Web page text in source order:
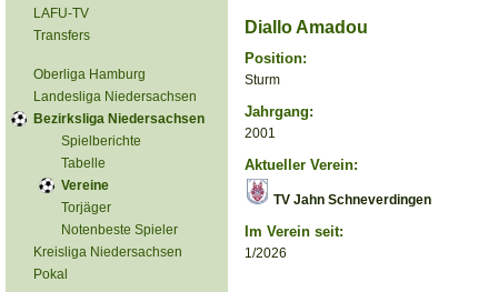
LAFU-TV
Transfers
Oberliga Hamburg
Landesliga Niedersachsen
Bezirksliga Niedersachsen
Spielberichte
Tabelle
Vereine
Torjäger
Notenbeste Spieler
Kreisliga Niedersachsen
Pokal
Diallo Amadou
Position:
Sturm
Jahrgang:
2001
Aktueller Verein:
TV Jahn Schneverdingen
Im Verein seit:
1/2026